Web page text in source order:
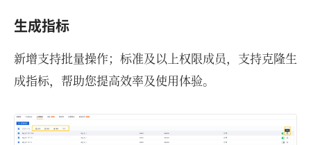
生成指标
新增支持批量操作；标准及以上权限成员，支持克隆生
成指标，帮助您提高效率及使用体验。